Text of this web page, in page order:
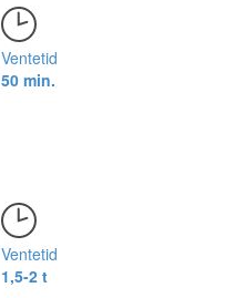
Ventetid
50 min.
Ventetid
1,5-2 t